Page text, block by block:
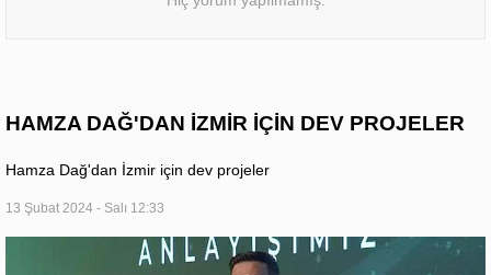
HAMZA DAĞ'DAN İZMİR İÇİN DEV PROJELER
Hamza Dağ'dan İzmir için dev projeler
13 Şubat 2024 - Salı 12:33